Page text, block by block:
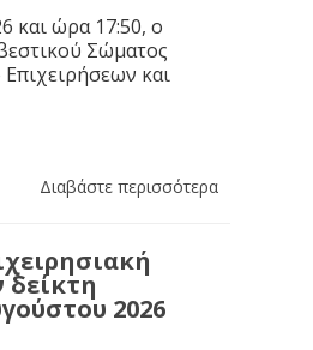
και ώρα 17:50, ο
Σώματος
και
Διαβάστε περισσότερα
2026